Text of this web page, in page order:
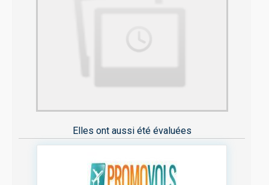
Elles ont aussi été évaluées